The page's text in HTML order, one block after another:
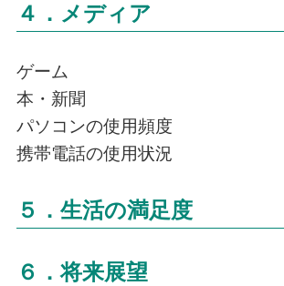
４．メディア
ゲーム
本・新聞
パソコンの使用頻度
携帯電話の使用状況
５．生活の満足度
６．将来展望